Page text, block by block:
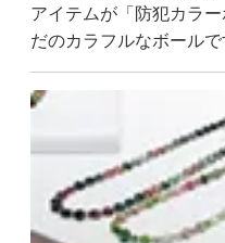
アイテムが「防犯カラ
だのカラフルなボール
る」という非常に理に
す。本記事では、防犯カ
果、他の防犯用品との
かりやすく解説します。